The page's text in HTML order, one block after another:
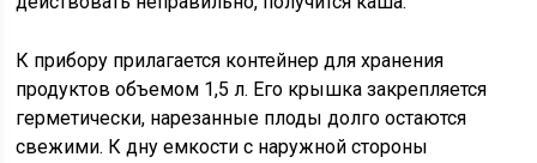
К прибору прилагается контейнер для хранения
продуктов объемом 1,5 л. Его крышка закрепляется
герметически, нарезанные плоды долго остаются
свежими. К дну емкости с наружной стороны